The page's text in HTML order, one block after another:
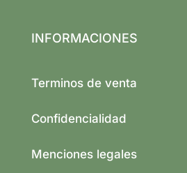
INFORMACIONES
Terminos de venta
Confidencialidad
Menciones legales